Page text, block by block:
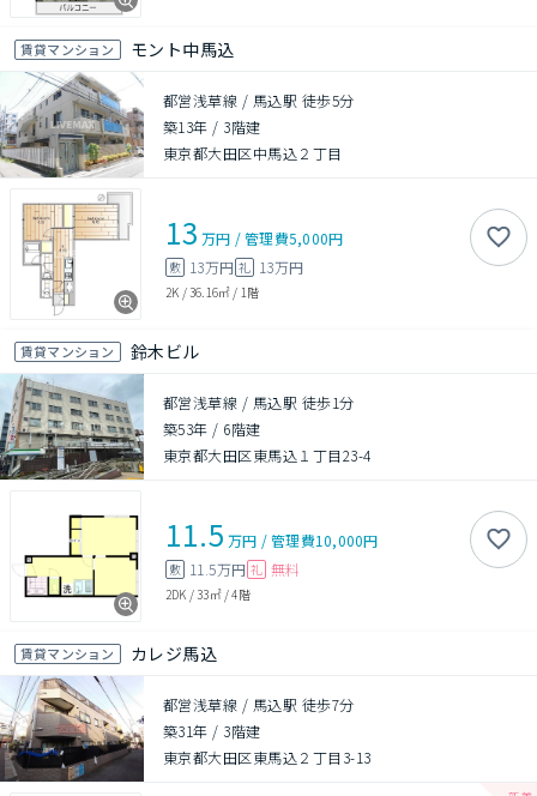
賃貸マンション モント中馬込
都営浅草線 / 馬込駅 徒歩5分
築13年 / 3階建
東京都大田区中馬込２丁目
13 万円 /管理費5,000円
敷 13万円 礼 13万円
2K /36.16㎡ / 1階
賃貸マンション 鈴木ビル
都営浅草線 / 馬込駅 徒歩1分
築53年 / 6階建
東京都大田区東馬込１丁目23-4
11.5 万円 /管理費10,000円
敷 11.5万円 礼 無料
2DK /33㎡/4階
賃貸マンション カレジ馬込
都営浅草線 / 馬込駅 徒歩7分
築31年 / 3階建
東京都大田区東馬込２丁目3-13